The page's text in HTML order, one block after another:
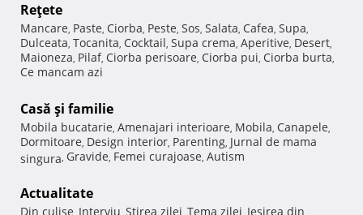
Reţete
Mancare, Paste, Ciorba, Peste, Sos, Salata, Cafea, Supa,
Dulceata, Tocanita, Cocktail, Supa crema, Aperitive, Desert,
Maioneza, Pilaf, Ciorba perisoare, Ciorba pui, Ciorba burta,
Ce mancam azi
Casă şi familie
Mobila bucatarie, Amenajari interioare, Mobila, Canapele,
Dormitoare, Design interior, Parenting, Jurnal de mama
singura, Gravide, Femei curajoase, Autism
Actualitate
Din culise, Interviu, Stirea zilei, Tema zilei, Iesirea din